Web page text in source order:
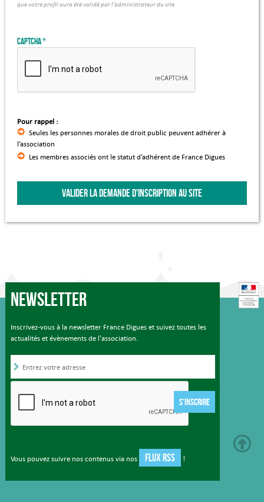
que votre profil aura été validé par l’administrateur du site.
Captcha
Pour rappel :
Seules les personnes morales de droit public peuvent adhérer à
l’association
Les membres associés ont le statut d’adhérent de France Digues
VALIDER LA DEMANDE D'INSCRIPTION AU SITE
Newsletter
Inscrivez-vous à la newsletter France Digues et suivez toutes les
actualités et évènements de l'association.
S'INSCRIRE
Vous pouvez suivre nos contenus via nos FLUX RSS !